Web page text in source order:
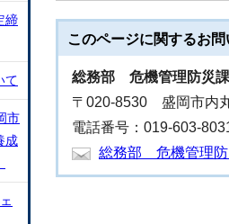
このページに関するお問
総務部 危機管理防災課
〒020-8530 盛岡市内
電話番号：019-603-
総務部 危機管理防
締
て
市
成